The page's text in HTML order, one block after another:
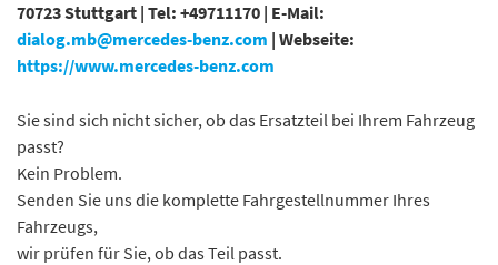
70723 Stuttgart | Tel: +49711170 | E-Mail:
dialog.mb@mercedes-benz.com | Webseite:
https://www.mercedes-benz.com
Sie sind sich nicht sicher, ob das Ersatzteil bei Ihrem Fahrzeug
passt?
Kein Problem.
Senden Sie uns die komplette Fahrgestellnummer Ihres
Fahrzeugs,
wir prüfen für Sie, ob das Teil passt.